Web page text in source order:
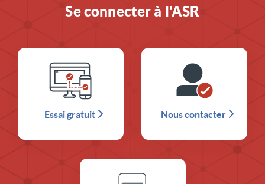
Se connecter à l'ASR
Essai gratuit Nous contacter